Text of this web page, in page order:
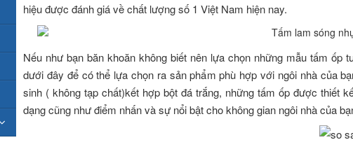
hiệu được đánh giá về chất lượng số 1 Việt Nam hiện nay.
Nếu như bạn băn khoăn không biết nên lựa chọn những mẫu tấm
dưới đây để có thể lựa chọn ra sản phẩm phù hợp với ngôi nhà của
sinh ( không tạp chất)kết hợp bột đá trắng, những tấm ốp được thiết
dạng cũng như điểm nhấn và sự nổi bật cho không gian ngôi nhà của